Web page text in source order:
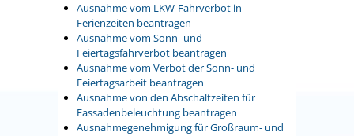
Ausnahme vom LKW-Fahrverbot in
Ferienzeiten beantragen
Ausnahme vom Sonn- und
Feiertagsfahrverbot beantragen
Ausnahme vom Verbot der Sonn- und
Feiertagsarbeit beantragen
Ausnahme von den Abschaltzeiten für
Fassadenbeleuchtung beantragen
Ausnahmegenehmigung für Großraum- und